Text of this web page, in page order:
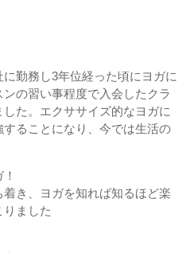
勤務し3年位経った頃にヨガに
の習い事程度で入会したクラ
た。エクササイズ的なヨガに
ることになり、今では生活の
き、ヨガを知れば知るほど楽
りました